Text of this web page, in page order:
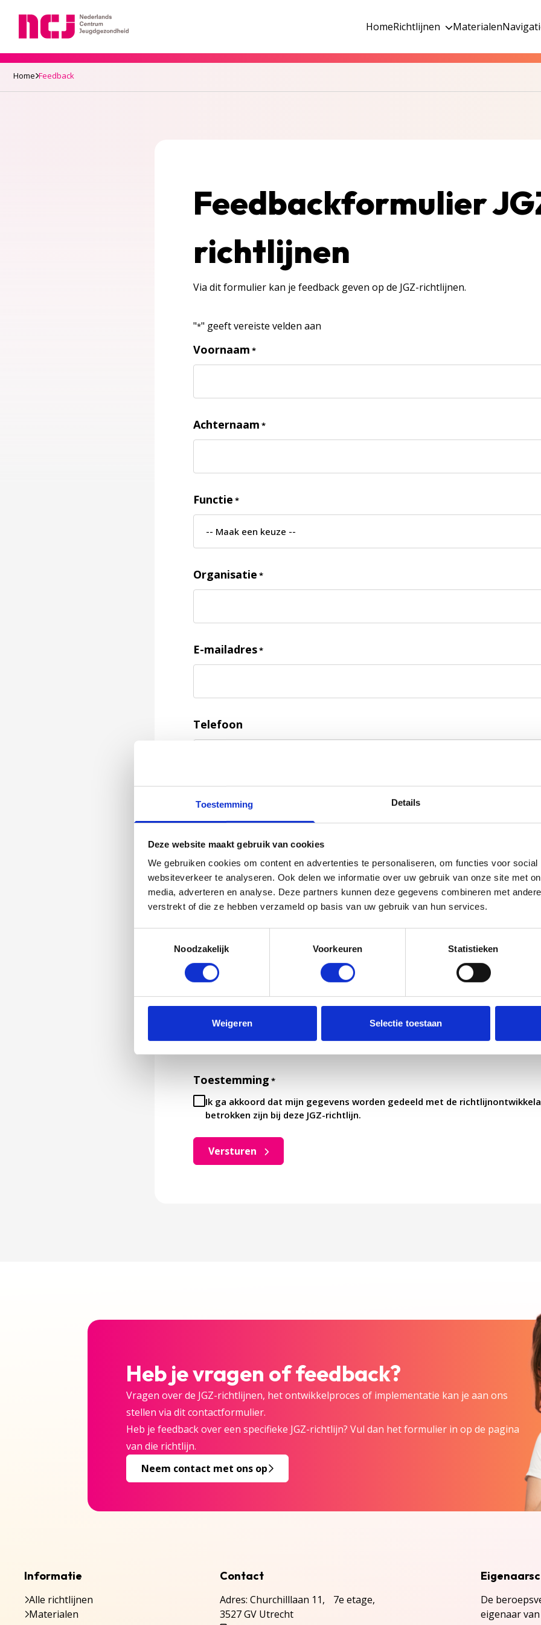
Toestemming Details
Deze website maakt gebruik van cookies
We gebruiken cookies om content en advertenties te personaliseren, om functies voor
websiteverkeer te analyseren. Ook delen we informatie over uw gebruik van onze site met
media, adverteren en analyse. Deze partners kunnen deze gegevens combineren met
verstrekt of die ze hebben verzameld op basis van uw gebruik van hun services.
Noodzakelijk
Voorkeuren Statistieken
Weigeren Selectie toestaan
HomeRichtlijnen Materialen
Home Feedback
Feedbackformulier
richtlijnen
Via dit formulier kan je feedback geven op de JGZ-richtlijnen.
"*" geeft vereiste velden aan
Voornaam *
Achternaam *
Functie *
Organisatie *
E-mailadres*
Telefoon
Feedback*
Jouw feedback wordt verwerkt door de adviseurs van het team richtlijnen
Toestemming *
Ik ga akkoord dat mijn gegevens worden gedeeld met de
betrokken zijn bij deze JGZ-richtlijn.
Versturen
Heb je vragen of feedback?
Vragen over de JGZ-richtlijnen, het ontwikkelproces of implementatie kan je aan ons
stellen via dit contactformulier.
Heb je feedback over een specifieke JGZ-richtlijn? Vul dan het formulier in op de pagina
van die richtlijn.
Neem contact met ons op
Informatie
Alle richtlijnen
Materialen
Contact
Adres: Churchilllaan 11, 7e etage,
3527 GV Utrecht
De
eigenaar